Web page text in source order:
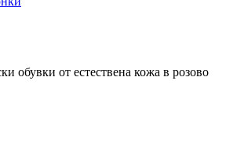
обувки от естествена кожа в розово